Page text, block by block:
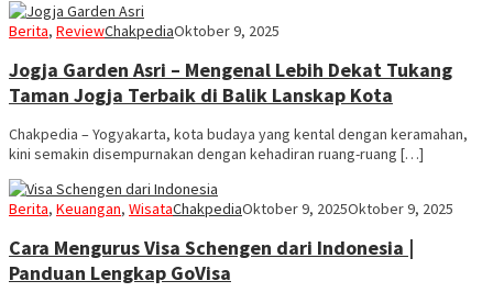
Berita, ReviewChakpediaOktober 9, 2025
Jogja Garden Asri – Mengenal Lebih Dekat Tukang
Taman Jogja Terbaik di Balik Lanskap Kota
Chakpedia – Yogyakarta, kota budaya yang kental dengan keramahan,
kini semakin disempurnakan dengan kehadiran ruang-ruang […]
Berita, Keuangan, WisataChakpediaOktober 9, 2025Oktober 9, 2025
Cara Mengurus Visa Schengen dari Indonesia |
Panduan Lengkap GoVisa